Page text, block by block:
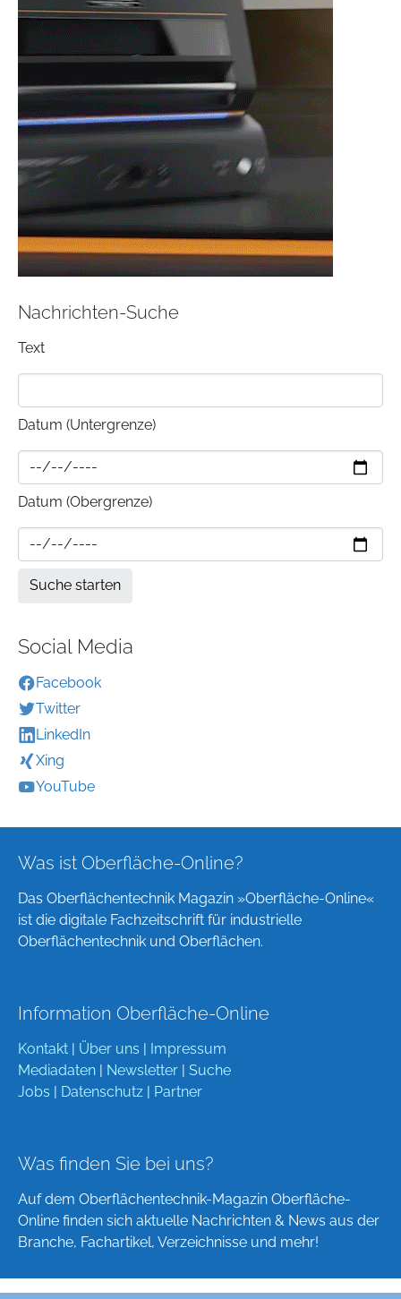
Nachrichten-Suche
Text
Datum (Untergrenze)
Datum (Obergrenze)
Social Media
Facebook
Twitter
LinkedIn
Xing
YouTube
Was ist Oberfläche-Online?
Das Oberflächentechnik Magazin »Oberfläche-Online«
ist die digitale Fachzeitschrift für industrielle
Oberflächentechnik und Oberflächen.
Information Oberfläche-Online
Kontakt Über uns
Impressum
Mediadaten
Newsletter
Suche
Jobs
Datenschutz Partner
Was finden Sie bei uns?
Auf dem Oberflächentechnik-Magazin Oberfläche-
Online finden sich aktuelle Nachrichten & News aus der
Branche, Fachartikel, Verzeichnisse und mehr!